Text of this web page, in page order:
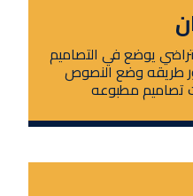
يوضع في التصاميم
طريقه وضع النصوص
تصاميم مطبوعه